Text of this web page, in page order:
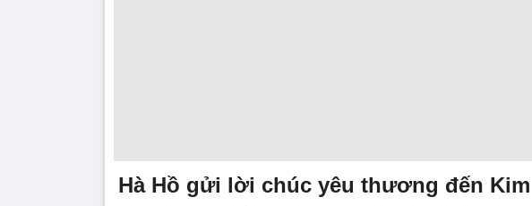
Hà Hồ gửi lời chúc yêu thương đến Kim